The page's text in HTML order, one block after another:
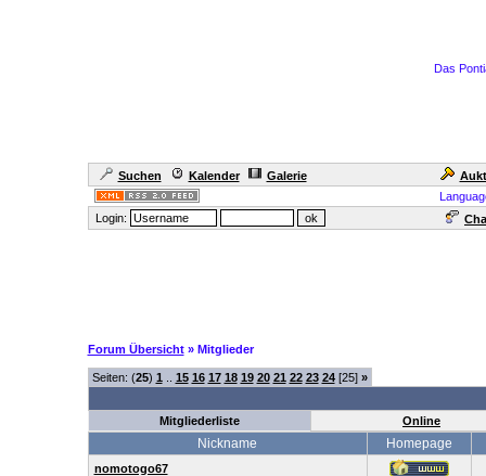
Das
Suchen Kalender Galerie
Login:
Forum Übersicht» Mitglieder
Seiten: (25) 1 15 16 17 18 19 20 21 22 23 24[25] »
Mitgliederliste Online
Nickname Homepage
nomotogo67